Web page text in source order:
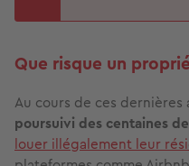
Que risque un
Au cours de ces dernières
poursuivi des centaines
louer illégalement leur